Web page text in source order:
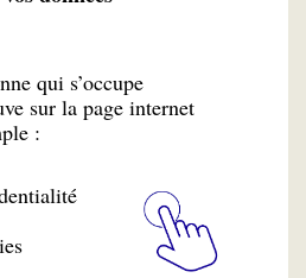
qui s’occupe
sur la page internet
: